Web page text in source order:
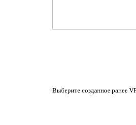
Выберите созданное ранее